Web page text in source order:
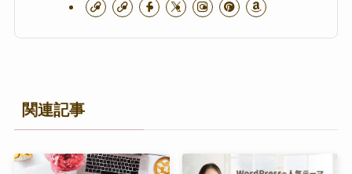
関連記事